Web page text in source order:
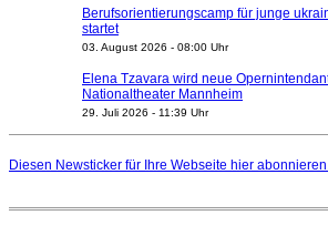
Berufsorientierungscamp für junge
startet
03. August 2026 - 08:00 Uhr
Elena Tzavara wird neue
Nationaltheater Mannheim
29. Juli 2026 - 11:39 Uhr
geht 2027
Kammerorchester Heilbronn:
Diesen Newsticker für Ihre Webseite hier